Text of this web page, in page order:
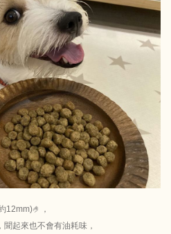
12mm)🤌，
起來也不會有油耗味，